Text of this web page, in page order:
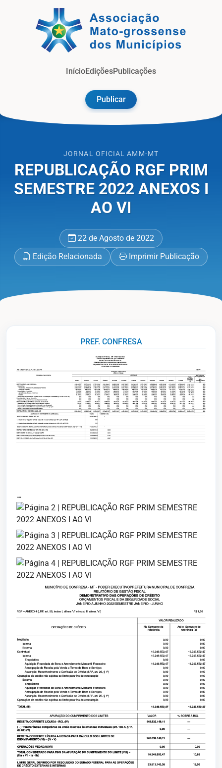
InícioEdiçõesPublicações
Publicar
JORNAL OFICIAL AMM-MT
REPUBLICAÇÃO RGF PRIM
SEMESTRE 2022 ANEXOS I
AO VI
22 de Agosto de 2022
Edição Relacionada
Imprimir Publicação
PREF. CONFRESA